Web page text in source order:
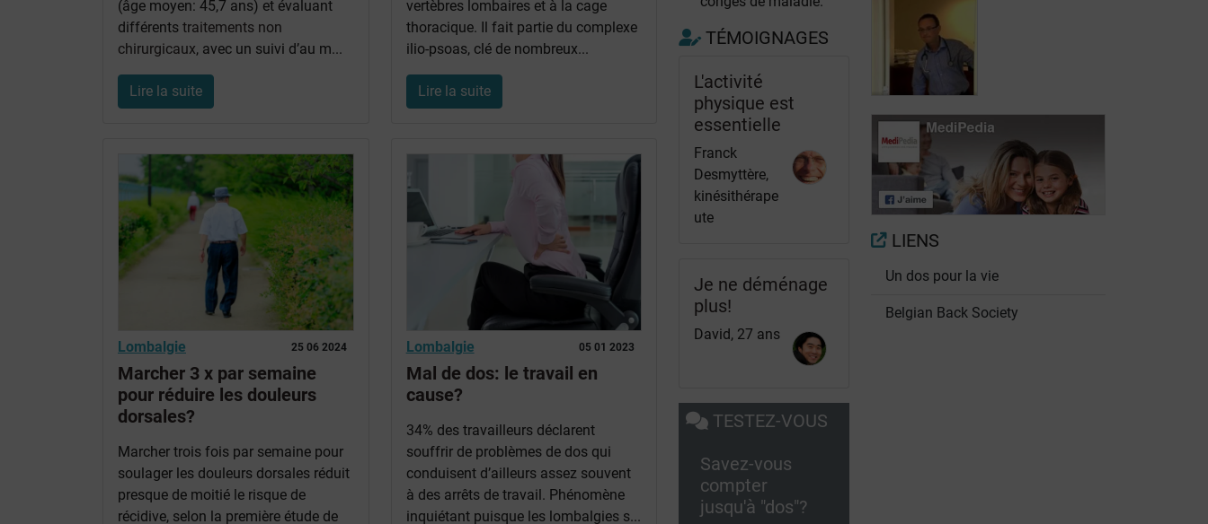
(âge moyen: 45,7 ans) et évaluant
différents traitements non
chirurgicaux, avec un suivi d’au m...
Lire la suite
vertèbres lombaires et à la cage
thoracique. Il fait partie du complexe
ilio-psoas, clé de nombreux...
Lire la suite
25 06 2024
Lombalgie
Marcher 3 x par semaine
pour réduire les douleurs
dorsales?
Marcher trois fois par semaine pour
soulager les douleurs dorsales réduit
presque de moitié le risque de
récidive, selon la première étude de
05 01 2023
Lombalgie
Mal de dos: le travail en
cause?
34% des travailleurs déclarent
souffrir de problèmes de dos qui
conduisent d’ailleurs assez souvent
à des arrêts de travail. Phénomène
inquiétant puisque les lombalgies s...
TÉMOIGNAGES
L'activité
physique est
essentielle
Franck
Desmyttère,
kinésithérape
ute
Je ne déménage
plus!
David, 27 ans
TESTEZ-VOUS
Savez-vous
compter
jusqu'à "dos"?
Quels
examens?
Maux de dos:
quelle prise en
charge?
LIENS
Un dos pour la vie
Belgian Back Society